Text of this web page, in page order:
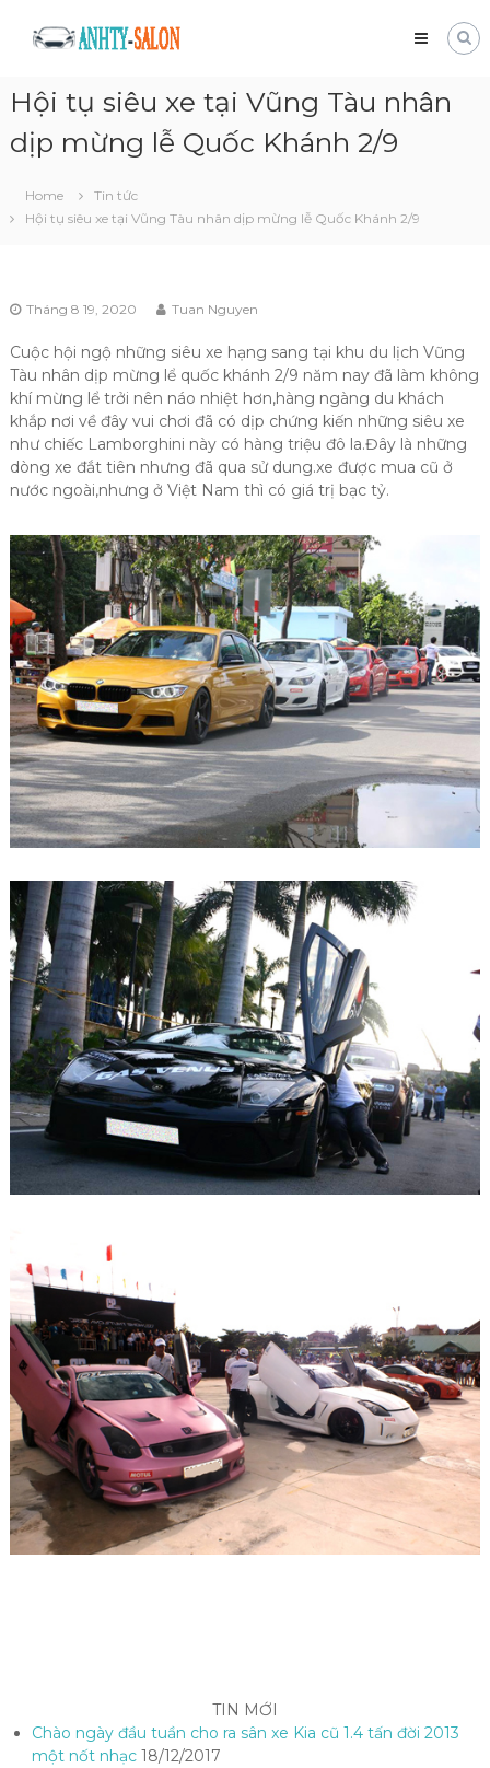
content
Mua
bán
tải
cũ
Giá
và
nhanh
Hội tụ siêu xe tại Vũng Tàu nhân
dịp mừng lễ Quốc Khánh 2/9
Home
Tin tức
Hội tụ siêu xe tại Vũng Tàu nhân dịp mừng lễ Quốc Khánh 2/9
Tháng 8 19, 2020 Tuan Nguyen
Cuộc hội ngộ những siêu xe hạng sang tại khu du lịch Vũng
Tàu nhân dịp mừng lể quốc khánh 2/9 năm nay đã làm không
khí mừng lể trởi nên náo nhiệt hơn,hàng ngàng du khách
khắp nơi về đây vui chơi đã có dịp chứng kiến những siêu xe
như chiếc Lamborghini này có hàng triệu đô la.Đây là những
dòng xe đắt tiên nhưng đã qua sử dung.xe được mua cũ ở
nước ngoài,nhưng ở Việt Nam thì có giá trị bạc tỷ.
TIN MỚI
Chào ngày đầu tuần cho ra sân xe Kia cũ 1.4 tấn đời 2013
một nốt nhạc18/12/2017